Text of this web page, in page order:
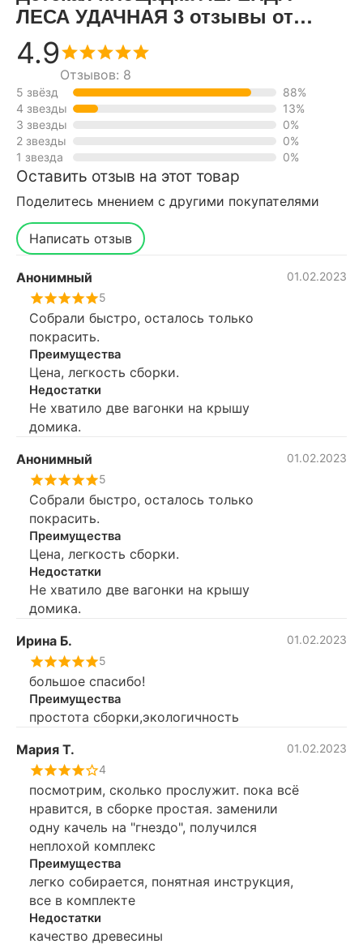
ЛЕСА УДАЧНАЯ 3 отзывы от
реальных покупателей нашего
интернет-магазина
4.9
Отзывов: 8
5 звёзд
88%
4 звезды
13%
3 звезды
0%
2 звезды
0%
1 звезда
0%
Оставить отзыв на этот товар
Поделитесь мнением с другими покупателями
Написать отзыв
Анонимный
01.02.2023
5
Собрали быстро, осталось только
покрасить.
Преимущества
Цена, легкость сборки.
Недостатки
Не хватило две вагонки на крышу
домика.
Анонимный
01.02.2023
5
Собрали быстро, осталось только
покрасить.
Преимущества
Цена, легкость сборки.
Недостатки
Не хватило две вагонки на крышу
домика.
Ирина Б.
01.02.2023
5
большое спасибо!
Преимущества
простота сборки,экологичность
Мария Т.
01.02.2023
4
посмотрим, сколько прослужит. пока всё
нравится, в сборке простая. заменили
одну качель на "гнездо", получился
неплохой комплекс
Преимущества
легко собирается, понятная инструкция,
все в комплекте
Недостатки
качество древесины